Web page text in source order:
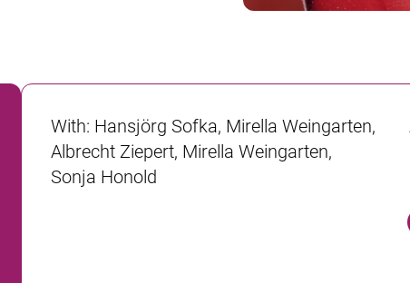
With: Hansjörg Sofka, Mirella Weingarten,
Albrecht Ziepert, Mirella Weingarten,
Sonja Honold